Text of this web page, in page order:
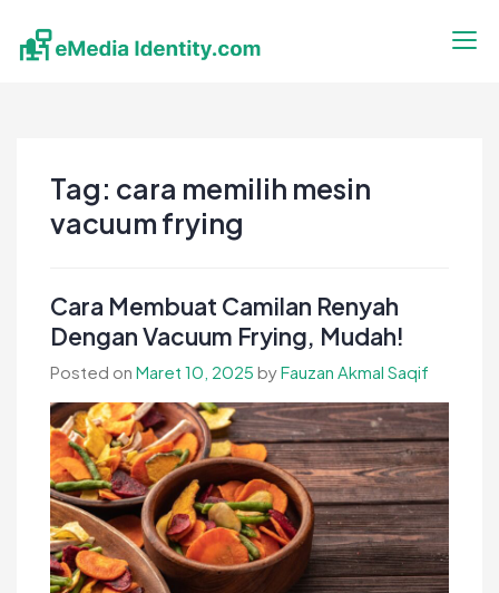
content
Tag: cara memilih mesin
vacuum frying
Cara Membuat Camilan Renyah
Dengan Vacuum Frying, Mudah!
Posted on Maret 10, 2025 byFauzan Akmal Saqif